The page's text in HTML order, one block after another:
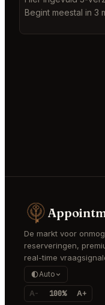
Begint meestal in 3
De markt voor
reserveringen,
real-time
Auto
A- 100% A+